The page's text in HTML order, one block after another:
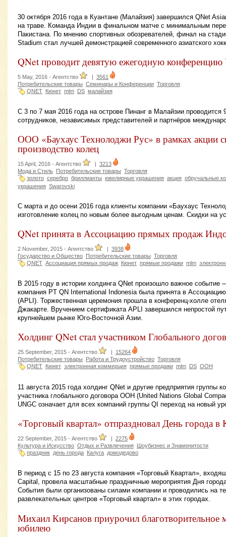
30 октября 2016 года в Куантане (Малайзия) завершился QNet
на траве. Команда Индии в финальном матче с минимальным
Пакистана. По мнению спортивных обозревателей, финал на
Stadium стал лучшей демонстрацией современного азиатского
QNet проводит девятую ежегодную
5 May, 2016 - Агентство | 3561
Потребительские товары Семинары и Конференции Торговля
QNET Кюнет mlm DS малайзия
С 3 по 7 мая 2016 года на острове Пинанг в Малайзии проводится
сотрудников, независимых представителей и партнёров
ООО «Баухаус Технолоджи Рус» в рамках акции
производство колец
15 April, 2016 - Агентство | 3213
Мода и Стиль Потребительские товары Торговля
золото серебро бриллианты ювелирные украшения акция обручальные
украшения Swarovski
С марта и до осени 2016 года клиенты компании «Баухаус
изготовление колец по новым более выгодным ценам. Скидки на
QNet принята в Ассоциацию прямых продаж
2 November, 2015 - Агентство | 3938
Государство и Общество Потребительские товары Торговля
QNET Ассоциация прямых продаж Кюнет прямые продажи mlm
В 2015 году в истории холдинга QNet произошло важное событие
компания PT QN International Indonesia была принята в
(APLI). Торжественная церемония прошла в конференц-холле
Джакарте. Вручением сертификата APLI завершился непростой
крупнейшем рынке Юго-Восточной Азии.
Холдинг QNet стал участником Глобального
25 September, 2015 - Агентство
15264
Потребительские товары
Работа и Трудоустройство Торговля
QNET
Кюнет электронная коммерция прямые продажи mlm DS ООН
11 августа 2015 года холдинг QNet и другие предприятия группы
участника глобального договора ООН (United Nations Global
UNGC означает для всех компаний группы QI переход на новый
«Торговый квартал» отпраздновал День города
22 September, 2015 - Агентство | 2275
Культура и Искусство Отдых и Развлечения Шоубизнес и Знаменитости
праздник день города Калуга домодедово
В период с 15 по 23 августа компания «Торговый Квартал»,
Capital, провела масштабные праздничные мероприятия Дня
События были организованы силами компании и проводились на
развлекательных центров «Торговый квартал» в этих городах.
Михаил Кирсанов приурочил благотворительное
юбилею